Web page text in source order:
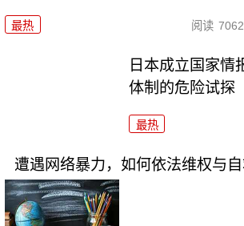
最热 阅读 7062
日本成立国家情
体制的危险试探
最热
遭遇网络暴力，如何依法维权与